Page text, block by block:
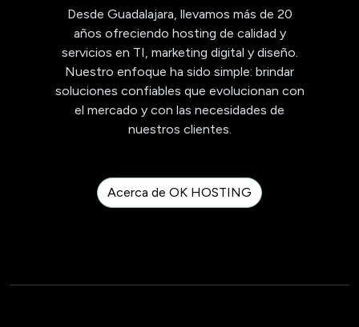
Desde Guadalajara, llevamos más de 20
años ofreciendo hosting de calidad y
servicios en TI, marketing digital y diseño.
Nuestro enfoque ha sido simple: brindar
soluciones confiables que evolucionan con
el mercado y con las necesidades de
nuestros clientes.
Acerca de OK HOSTING